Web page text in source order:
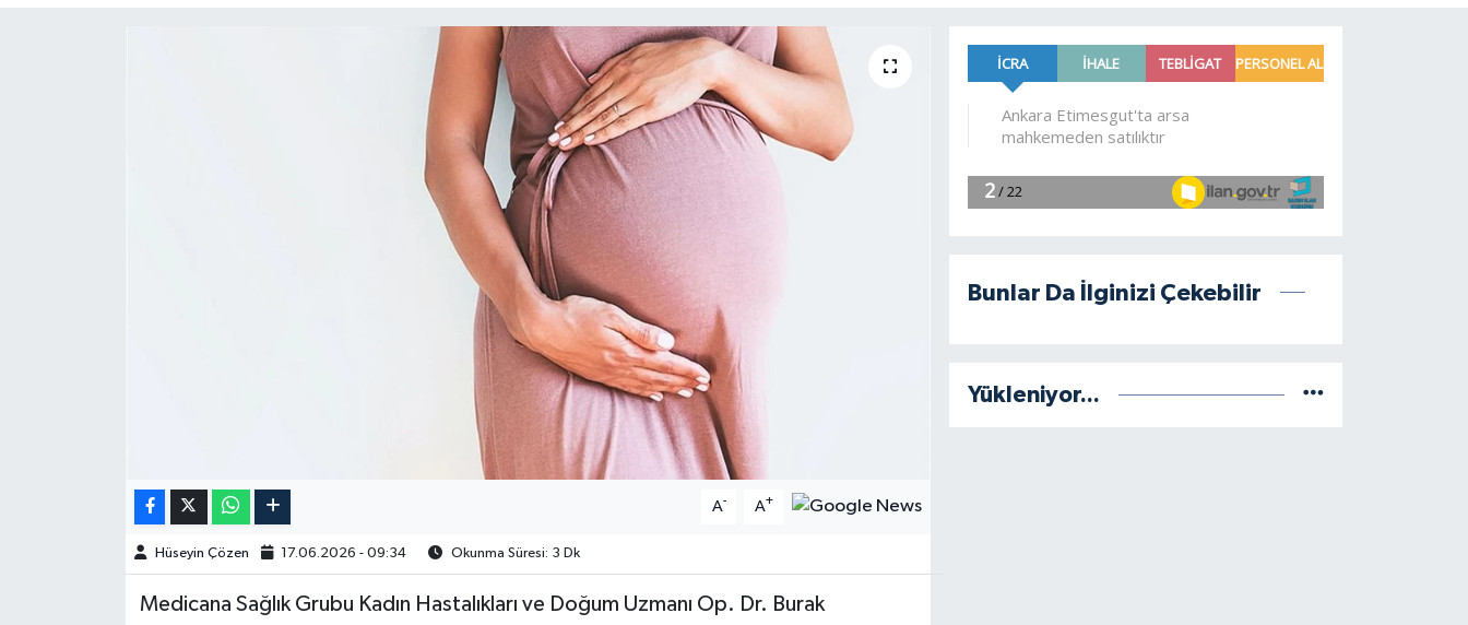
A- A+
Hüseyin Çözen 17.06.2026 - 09:34 Okunma Süresi: 3 Dk
​​​​​Medicana Sağlık Grubu Kadın Hastalıkları ve Doğum Uzmanı Op. Dr. Burak
Bunlar Da İlginizi Çekebilir
Yükleniyor...
Kim kimdir?